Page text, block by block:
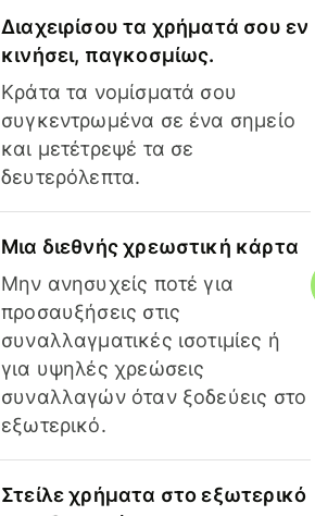
Διαχειρίσου τα χρήματά σου εν
κινήσει, παγκοσμίως.
Κράτα τα νομίσματά σου
συγκεντρωμένα σε ένα σημείο
και μετέτρεψέ τα σε
δευτερόλεπτα.
Μια διεθνής χρεωστική κάρτα
Μην ανησυχείς ποτέ για
προσαυξήσεις στις
συναλλαγματικές ισοτιμίες ή
για υψηλές χρεώσεις
συναλλαγών όταν ξοδεύεις στο
εξωτερικό.
Στείλε χρήματα στο εξωτερικό